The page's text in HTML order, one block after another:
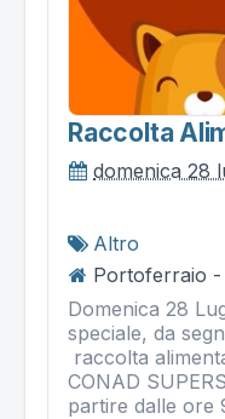
Raccolta
domenica 28
Altro
Portoferraio -
Domenica 28
speciale, da
raccolta
CONAD
partire dalle ore